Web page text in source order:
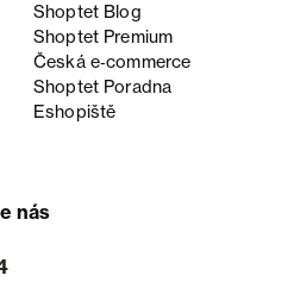
Shoptet Blog
Shoptet Premium
Česká e‑commerce
Shoptet Poradna
Eshopiště
nás